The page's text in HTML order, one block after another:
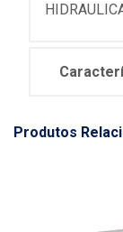
Produtos